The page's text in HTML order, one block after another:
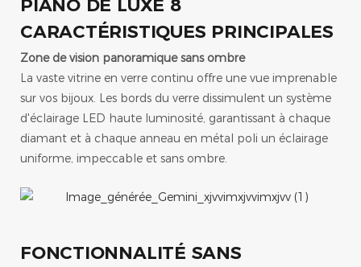
CARACTÉRISTIQUES PRINCIPALES
Zone de vision panoramique sans ombre
La vaste vitrine en verre continu offre une vue imprenable
sur vos bijoux. Les bords du verre dissimulent un système
d'éclairage LED haute luminosité, garantissant à chaque
diamant et à chaque anneau en métal poli un éclairage
uniforme, impeccable et sans ombre.
FONCTIONNALITÉ SANS